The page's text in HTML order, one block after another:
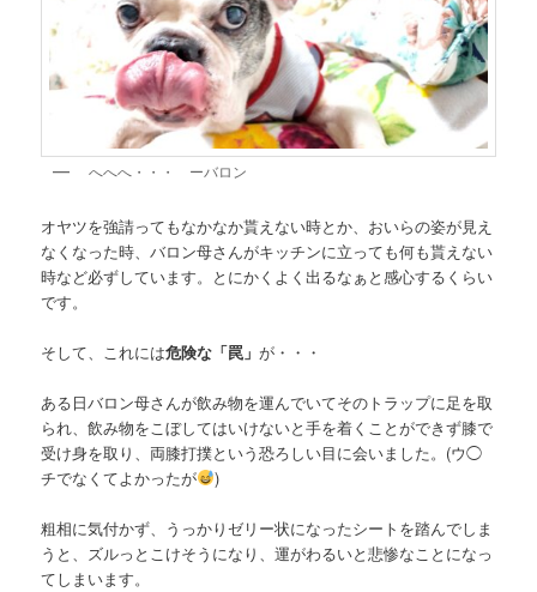
へへへ・・・ ーバロン
オヤツを強請ってもなかなか貰えない時とか、おいらの姿が見え
なくなった時、バロン母さんがキッチンに立っても何も貰えない
時など必ずしています。とにかくよく出るなぁと感心するくらい
です。
そして、これには危険な「罠」が・・・
ある日バロン母さんが飲み物を運んでいてそのトラップに足を取
られ、飲み物をこぼしてはいけないと手を着くことができず膝で
受け身を取り、両膝打撲という恐ろしい目に会いました。(ウ◯
チでなくてよかったが
)
粗相に気付かず、うっかりゼリー状になったシートを踏んでしま
うと、ズルっとこけそうになり、運がわるいと悲惨なことになっ
てしまいます。